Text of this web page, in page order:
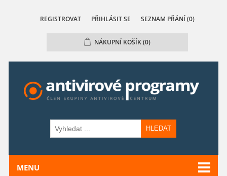
REGISTROVAT PŘIHLÁSIT SE SEZNAM PŘÁNÍ (0)
NÁKUPNÍ KOŠÍK(0)
HLEDAT
MENU